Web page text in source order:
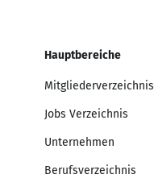
Hauptbereiche
Mitgliederverzeichnis
Jobs Verzeichnis
Unternehmen
Berufsverzeichnis